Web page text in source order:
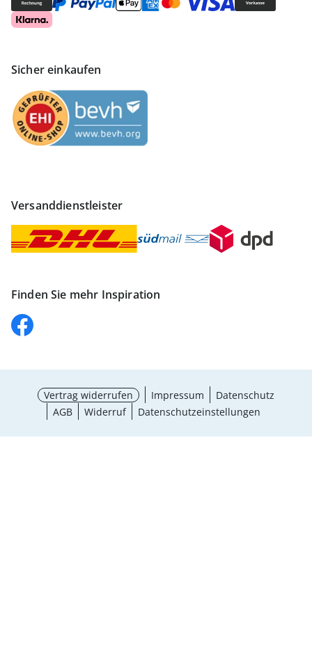
Sicher einkaufen
Versanddienstleister
Finden Sie mehr Inspiration
Vertrag widerrufen Impressum
Datenschutz
AGB
Widerruf Datenschutzeinstellungen